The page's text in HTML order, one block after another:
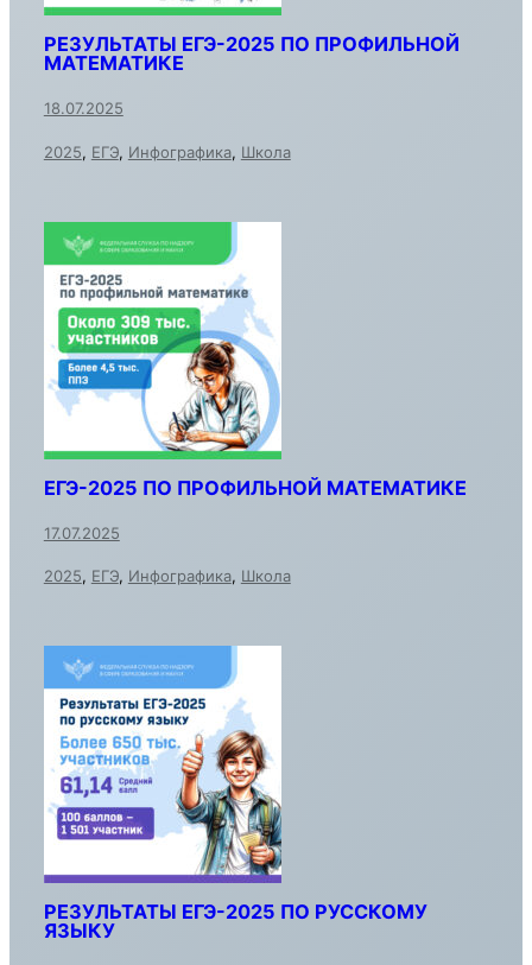
РЕЗУЛЬТАТЫ ЕГЭ-2025 ПО ПРОФИЛЬНОЙ
МАТЕМАТИКЕ
18.07.2025
2025, ЕГЭ, Инфографика, Школа
ЕГЭ-2025 ПО ПРОФИЛЬНОЙ МАТЕМАТИКЕ
17.07.2025
2025, ЕГЭ, Инфографика, Школа
РЕЗУЛЬТАТЫ ЕГЭ-2025 ПО РУССКОМУ
ЯЗЫКУ